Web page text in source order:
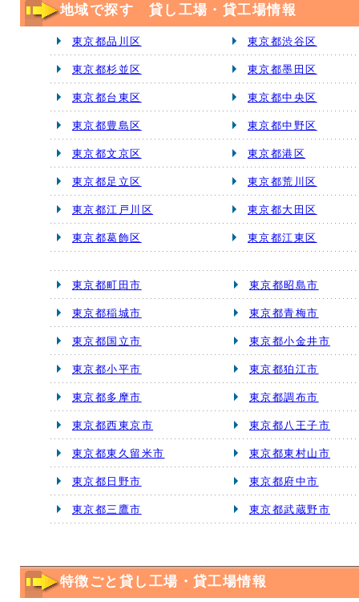
地域で探す 貸し工場・貸工場情報
東京都品川区 東京都渋谷区
東京都杉並区 東京都墨田区
東京都台東区 東京都中央区
東京都豊島区 東京都中野区
東京都文京区 東京都港区
東京都足立区 東京都荒川区
東京都江戸川区 東京都大田区
東京都葛飾区 東京都江東区
東京都町田市 東京都昭島市
東京都稲城市 東京都青梅市
東京都国立市 東京都小金井市
東京都小平市 東京都狛江市
東京都多摩市 東京都調布市
東京都西東京市 東京都八王子市
東京都東久留米市 東京都東村山市
東京都日野市 東京都府中市
東京都三鷹市 東京都武蔵野市
特徴ごと貸し工場・貸工場情報